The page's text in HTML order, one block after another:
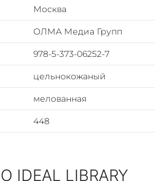
изображением. Ляссе из
цельный из дизайнерской
Москва
ОЛМА Медиа Групп
978-5-373-06252-7
цельнокожаный
мелованная
448
LIBRARY